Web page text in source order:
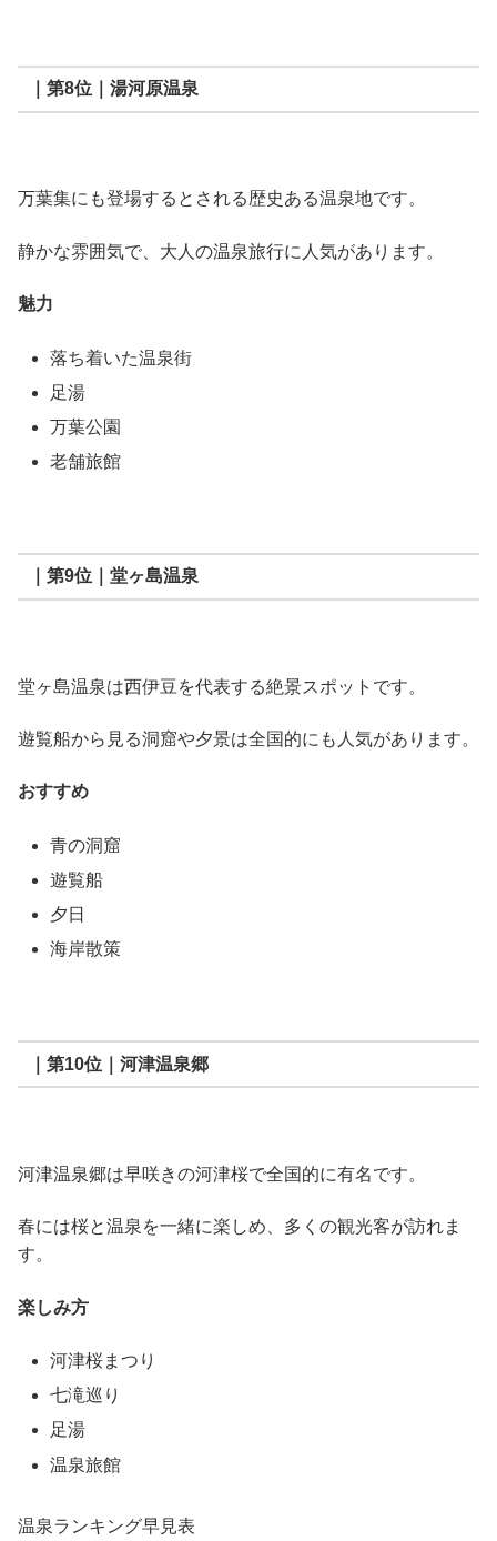
｜第8位｜湯河原温泉
万葉集にも登場するとされる歴史ある温泉地です。
静かな雰囲気で、大人の温泉旅行に人気があります。
魅力
落ち着いた温泉街
足湯
万葉公園
老舗旅館
｜第9位｜堂ヶ島温泉
堂ヶ島温泉は西伊豆を代表する絶景スポットです。
遊覧船から見る洞窟や夕景は全国的にも人気があります。
おすすめ
青の洞窟
遊覧船
夕日
海岸散策
｜第10位｜河津温泉郷
河津温泉郷は早咲きの河津桜で全国的に有名です。
春には桜と温泉を一緒に楽しめ、多くの観光客が訪れま
す。
楽しみ方
河津桜まつり
七滝巡り
足湯
温泉旅館
温泉ランキング早見表